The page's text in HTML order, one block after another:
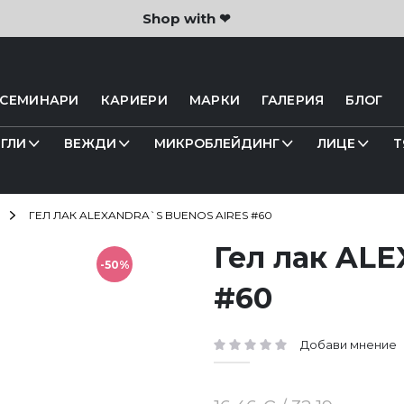
Shop with ❤
КАРИЕРИ МАРКИ ГАЛЕРИЯ БЛОГ
ВЕЖДИ МИКРОБЛЕЙДИНГ ЛИЦЕ
ГЕЛ ЛАК ALEXANDRA`S BUENOS AIRES #60
Гел лак
#60
рейтинг: Добави мнение
-50%